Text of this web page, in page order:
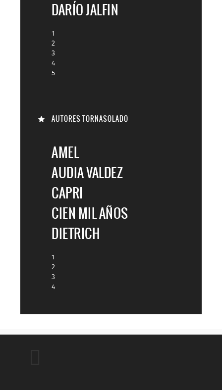
DARÍO JALFIN
1
2
3
4
5
AUTORES TORNASOLADO
AMEL
AUDIA VALDEZ
CAPRI
CIEN MIL AÑOS
DIETRICH
1
2
3
4